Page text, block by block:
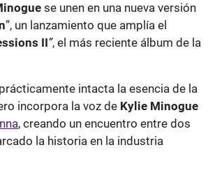
se unen en una nueva versión
”, un lanzamiento que amplía el
II”, el más reciente álbum de la
intacta la esencia de la
incorpora la voz de Kylie Minogue
, creando un encuentro entre dos
la historia en la industria